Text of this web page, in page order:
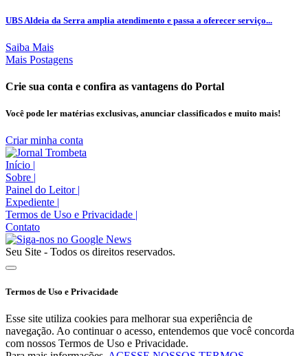
UBS Aldeia da Serra amplia atendimento e passa a oferecer serviço...
Saiba Mais
Mais Postagens
Crie sua conta e confira as vantagens do Portal
Você pode ler matérias exclusivas, anunciar classificados e muito mais!
Criar minha conta
Início
Sobre
Painel do Leitor
Expediente
Termos de Uso e Privacidade
Contato
Seu Site - Todos os direitos reservados.
Termos de Uso e Privacidade
Esse site utiliza cookies para melhorar sua experiência de
navegação. Ao continuar o acesso, entendemos que você concorda
com nossos Termos de Uso e Privacidade.